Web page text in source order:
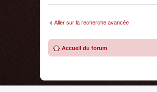
Aller sur la recherche avancée
Accueil du forum